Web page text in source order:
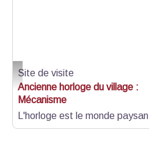
Mécanisme - Asso Patrimoine Trigance
Site de visite
Ancienne horloge du village :
Mécanisme
L'horloge est le monde paysan